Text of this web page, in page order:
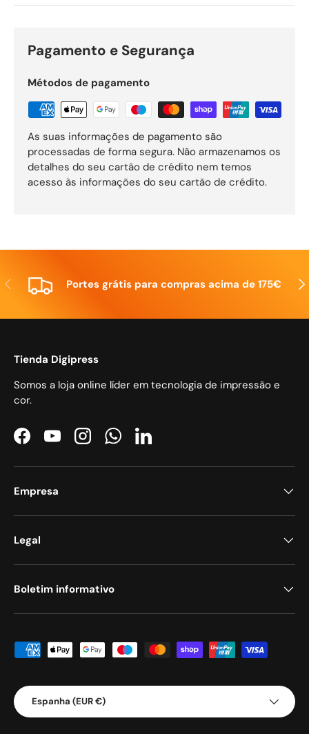
Pagamento e Segurança
Métodos de pagamento
As suas informações de pagamento são
processadas de forma segura. Não armazenamos os
detalhes do seu cartão de crédito nem temos
acesso às informações do seu cartão de crédito.
Anterior Portes grátis para compras acima de 175€
Tienda Digipress
Somos a loja online líder em tecnologia de impressão e
cor.
FacebookYouTubeInstagramWhatsAppLinkedIn
Empresa
Legal
Boletim informativo
Métodos de pagamento aceites
País/Região
Espanha (EUR €)